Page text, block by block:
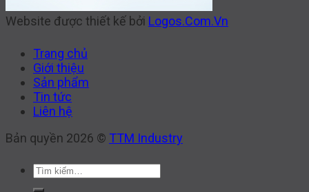
Website được thiết kế bởi Logos.Com.Vn
Trang chủ
Giới thiệu
Sản phẩm
Tin tức
Liên hệ
Bản quyền 2026 © TTM Industry
Tìm